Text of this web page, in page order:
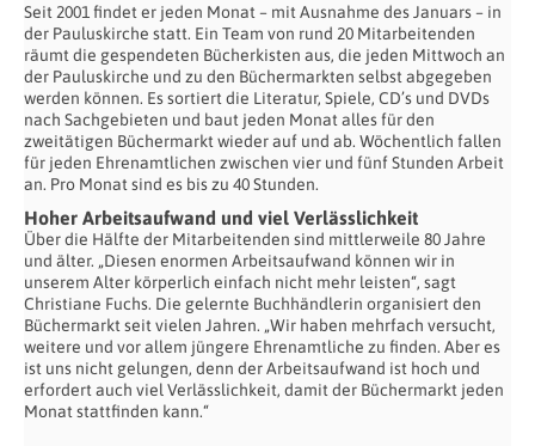
Seit 2001 findet er jeden Monat – mit Ausnahme des Januars – in
der Pauluskirche statt. Ein Team von rund 20 Mitarbeitenden
räumt die gespendeten Bücherkisten aus, die jeden Mittwoch an
der Pauluskirche und zu den Büchermarkten selbst abgegeben
werden können. Es sortiert die Literatur, Spiele, CD’s und DVDs
nach Sachgebieten und baut jeden Monat alles für den
zweitätigen Büchermarkt wieder auf und ab. Wöchentlich fallen
für jeden Ehrenamtlichen zwischen vier und fünf Stunden Arbeit
an. Pro Monat sind es bis zu 40 Stunden.
Hoher Arbeitsaufwand und viel Verlässlichkeit
Über die Hälfte der Mitarbeitenden sind mittlerweile 80 Jahre
und älter. „Diesen enormen Arbeitsaufwand können wir in
unserem Alter körperlich einfach nicht mehr leisten“, sagt
Christiane Fuchs. Die gelernte Buchhändlerin organisiert den
Büchermarkt seit vielen Jahren. „Wir haben mehrfach versucht,
weitere und vor allem jüngere Ehrenamtliche zu finden. Aber es
ist uns nicht gelungen, denn der Arbeitsaufwand ist hoch und
erfordert auch viel Verlässlichkeit, damit der Büchermarkt jeden
Monat stattfinden kann.“